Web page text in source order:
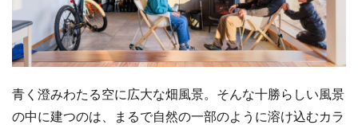
青く澄みわたる空に広大な畑風景。そんな十勝らしい風景
の中に建つのは、まるで自然の一部のように溶け込むカラ